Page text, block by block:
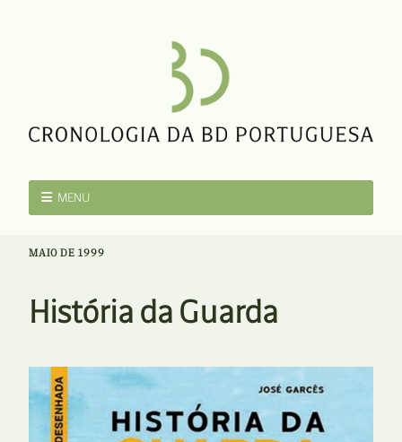
MENU
MAIO DE 1999
História da Guarda